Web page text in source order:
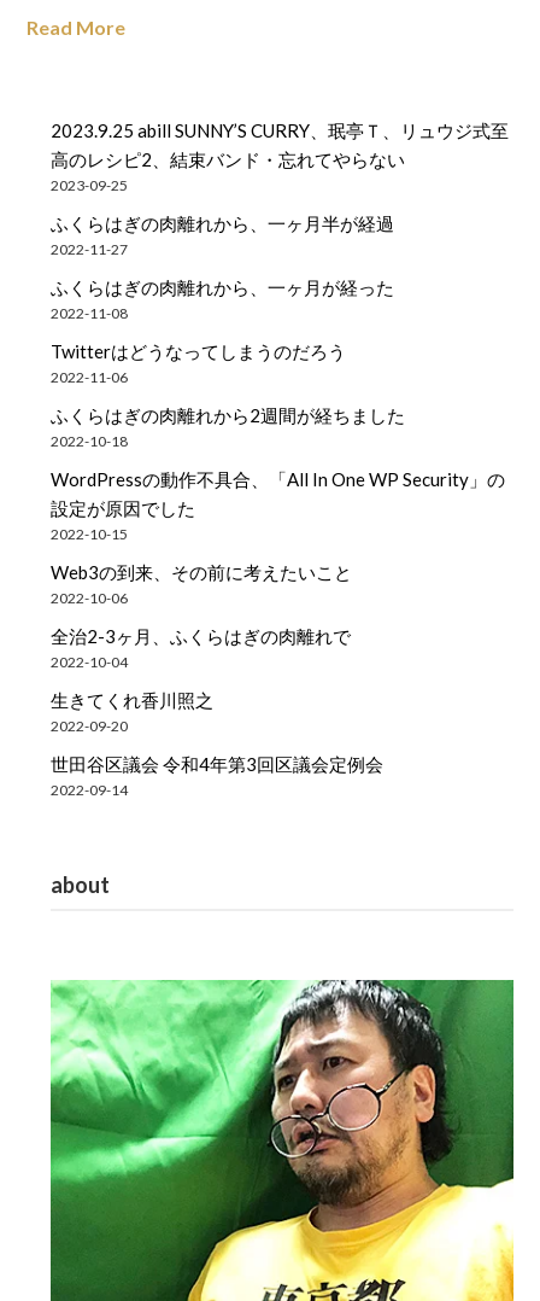
Read More
2023.9.25 abill SUNNY’S CURRY、珉亭Ｔ、リュウジ式至
高のレシピ2、結束バンド・忘れてやらない
2023-09-25
ふくらはぎの肉離れから、一ヶ月半が経過
2022-11-27
ふくらはぎの肉離れから、一ヶ月が経った
2022-11-08
Twitterはどうなってしまうのだろう
2022-11-06
ふくらはぎの肉離れから2週間が経ちました
2022-10-18
WordPressの動作不具合、「All In One WP Security」の
設定が原因でした
2022-10-15
Web3の到来、その前に考えたいこと
2022-10-06
全治2-3ヶ月、ふくらはぎの肉離れで
2022-10-04
生きてくれ香川照之
2022-09-20
世田谷区議会 令和4年第3回区議会定例会
2022-09-14
about